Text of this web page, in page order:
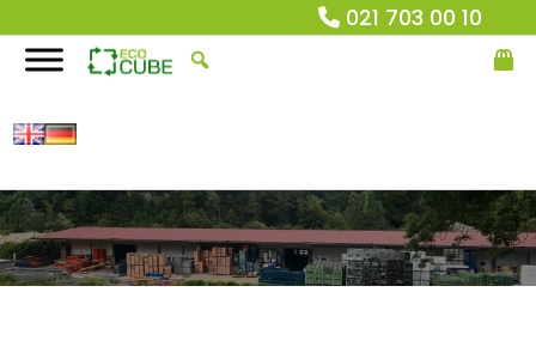
021 703 00 10